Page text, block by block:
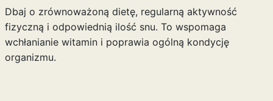
Dbaj o zrównoważoną dietę, regularną aktywność
fizyczną i odpowiednią ilość snu. To wspomaga
wchłanianie witamin i poprawia ogólną kondycję
organizmu.